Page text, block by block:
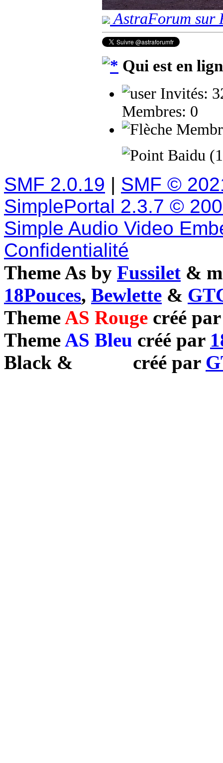
AstraForum sur
Qui est en
Invités:
Membres: 0
Baidu
SMF 2.0.19 | SMF ©
SimplePortal 2.3.7 ©
Simple Audio Video
Confidentialité
Theme As by Fussilet &
18Pouces, Bewlette &
ThemeAS Rouge créé
ThemeAS Bleu créé par
Black & créé par